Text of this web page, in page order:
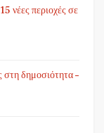
νέες περιοχές σε
δημοσιότητα –